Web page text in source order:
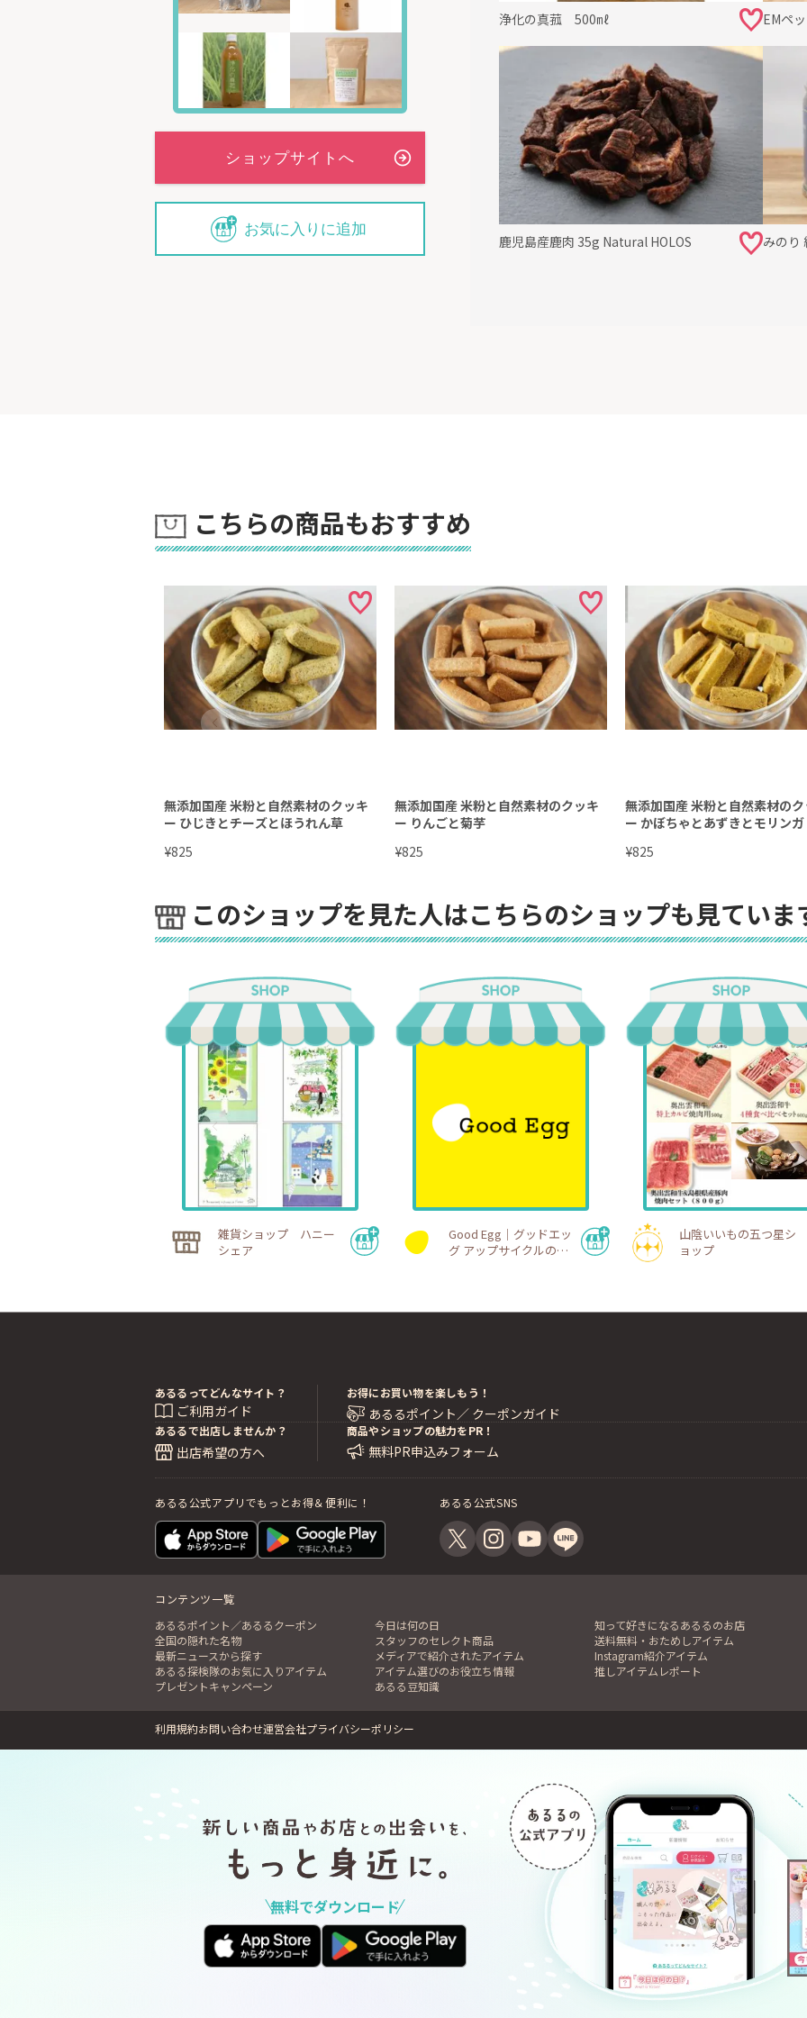
お気に入りに追加
浄化の真菰 500㎖ EMペ
鹿児島産鹿肉 35g Natural HOLOS みのり
こちらの商品もおすすめ
無添加国産 米粉と自然素材のクッキ
ー ひじきとチーズとほうれん草
¥825
無添加国産 米粉と自然素材のクッキ
ー りんごと菊芋
¥825
無添加国産 米粉と自然素材のク
ー かぼちゃとあずきとモリンガ
¥825
このショップを見た人はこちらのショップも見ていま
雑貨ショップ ハニー
シェア
Good Egg｜グッドエッ
グ アップサイクルのオ
山陰いいもの五つ星シ
ョップ
あるるってどんなサイト？
ご利用ガイド
お得にお買い物を楽しもう！
あるるポイント／ クーポンガイド
あるるで出店しませんか？
出店希望の方へ
商品やショップの魅力をPR！
無料PR申込みフォーム
あるる公式アプリでもっとお得＆便利に！ あるる公式SNS
コンテンツ一覧
あるるポイント／あるるクーポン
今日は何の日 知って好きになるあるるのお店
全国の隠れた名物
スタッフのセレクト商品 送料無料・おためしアイテム
最新ニュースから探す
メディアで紹介されたアイテム Instagram紹介アイテム
あるる探検隊のお気に入りアイテム
アイテム選びのお役立ち情報 推しアイテムレポート
プレゼントキャンペーン
あるる豆知識
利用規約お問い合わせ運営会社プライバシーポリシー
無料でダウンロード